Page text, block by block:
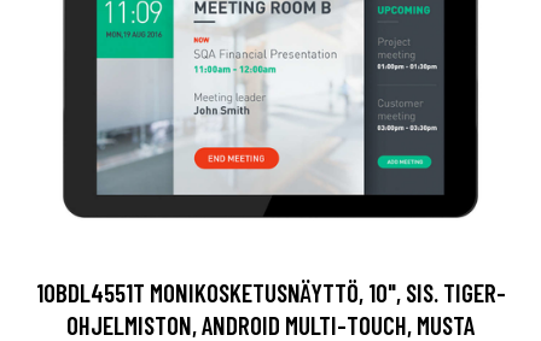
10BDL4551T MONIKOSKETUSNÄYTTÖ, 10", SIS. TIGER-
OHJELMISTON, ANDROID MULTI-TOUCH, MUSTA